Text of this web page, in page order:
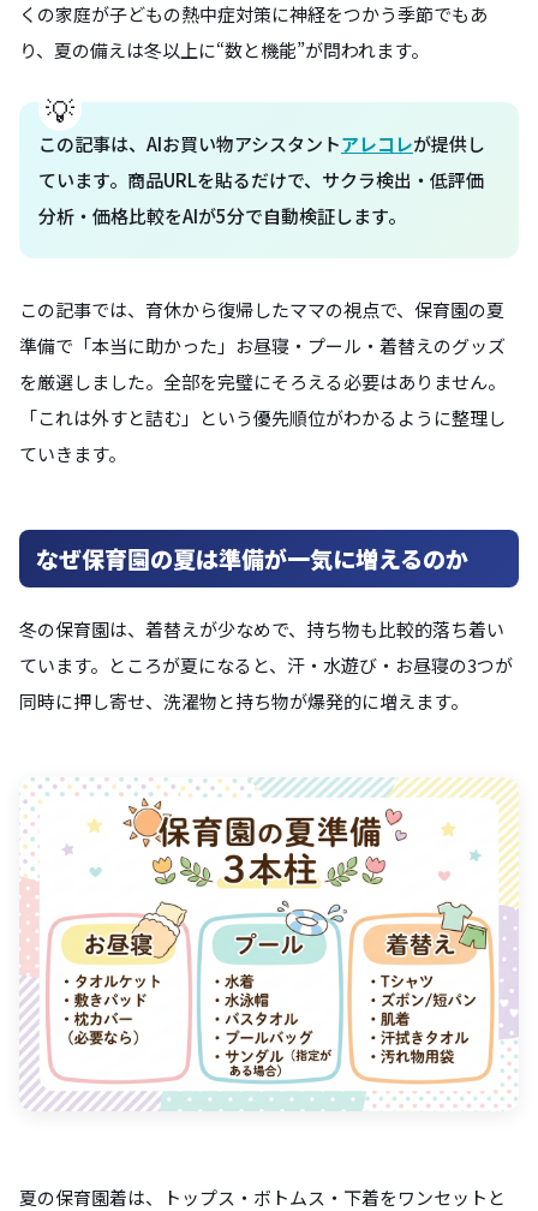
くの家庭が子どもの熱中症対策に神経をつかう季節でもあ
り、夏の備えは冬以上に“数と機能”が問われます。
この記事は、AIお買い物アシスタントアレコレが提供し
ています。商品URLを貼るだけで、サクラ検出・低評価
分析・価格比較をAIが5分で自動検証します。
この記事では、育休から復帰したママの視点で、保育園の夏
準備で「本当に助かった」お昼寝・プール・着替えのグッズ
を厳選しました。全部を完璧にそろえる必要はありません。
「これは外すと詰む」という優先順位がわかるように整理し
ていきます。
なぜ保育園の夏は準備が一気に増えるのか
冬の保育園は、着替えが少なめで、持ち物も比較的落ち着い
ています。ところが夏になると、汗・水遊び・お昼寝の3つが
同時に押し寄せ、洗濯物と持ち物が爆発的に増えます。
夏の保育園着は、トップス・ボトムス・下着をワンセットと